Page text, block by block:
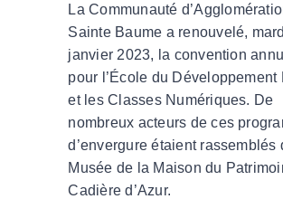
La Communauté
Sainte Baume a renouvelé,
janvier 2023, la convention
pour l’École du Développement
et les Classes Numériques. De
nombreux acteurs de ces
d’envergure étaient rassemblés
Musée de la Maison du
Cadière d’Azur.